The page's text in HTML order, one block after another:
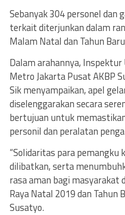
Sebanyak 304 personel dan
terkait diterjunkan dalam
Malam Natal dan Tahun
Dalam arahannya, Inspektur
Metro Jakarta Pusat AKBP
Sik menyampaikan, apel
diselenggarakan secara
bertujuan untuk
personil dan peralatan
“Solidaritas para pemangku
dilibatkan, serta
rasa aman bagi masyarakat
Raya Natal 2019 dan Tahun
Susatyo.